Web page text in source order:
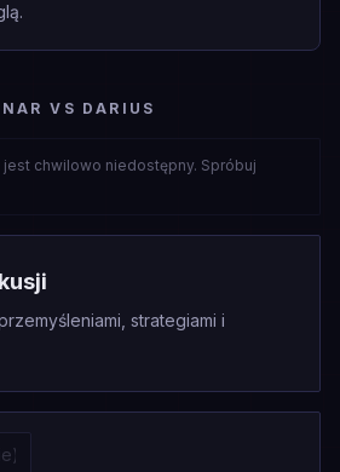
VS DARIUS
chwilowo niedostępny. Spróbuj
strategiami i